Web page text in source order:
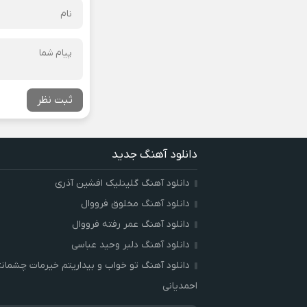
ثبت نظر
دانلود آهنگ جدید
دانلود آهنگ گلینلیک افشین آذری
دانلود آهنگ مخلوق فرووال
دانلود آهنگ عمر رفته فرووال
دانلود آهنگ دلبر وحید عباسی
دانلود آهنگ تو خواب و بیداریتم خیرمات
احمدیانی